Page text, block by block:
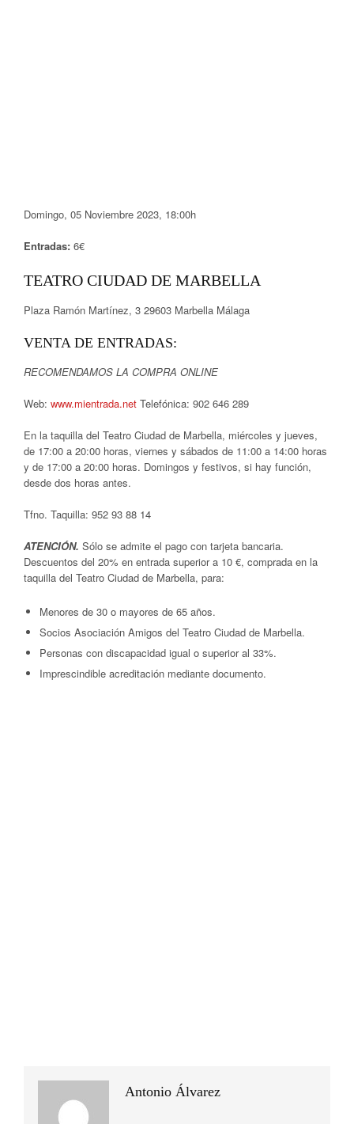
Domingo, 05 Noviembre 2023, 18:00h
Entradas: 6€
TEATRO CIUDAD DE MARBELLA
Plaza Ramón Martínez, 3 29603 Marbella Málaga
VENTA DE ENTRADAS:
RECOMENDAMOS LA COMPRA ONLINE
Web: www.mientrada.net Telefónica: 902 646 289
En la taquilla del Teatro Ciudad de Marbella, miércoles y jueves,
de 17:00 a 20:00 horas, viernes y sábados de 11:00 a 14:00 horas
y de 17:00 a 20:00 horas. Domingos y festivos, si hay función,
desde dos horas antes.
Tfno. Taquilla: 952 93 88 14
ATENCIÓN. Sólo se admite el pago con tarjeta bancaria.
Descuentos del 20% en entrada superior a 10 €, comprada en la
taquilla del Teatro Ciudad de Marbella, para:
Menores de 30 o mayores de 65 años.
Socios Asociación Amigos del Teatro Ciudad de Marbella.
Personas con discapacidad igual o superior al 33%.
Imprescindible acreditación mediante documento.
Antonio Álvarez